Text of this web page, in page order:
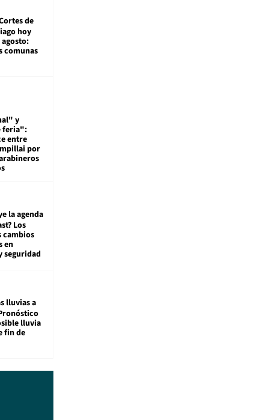
de
hoy
agosto:
comunas
y
feria":
entre
por
la agenda
Los
cambios
en
seguridad
lluvias a
lluvia
fin de